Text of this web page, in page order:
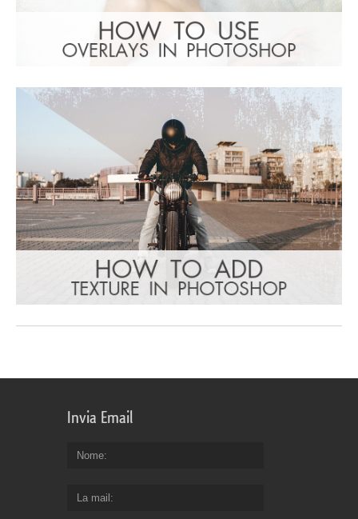
Invia Email
Nome
La mail